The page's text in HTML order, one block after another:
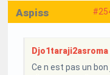
Aspiss
Djo1taraji2asroma
Ce n est pas un